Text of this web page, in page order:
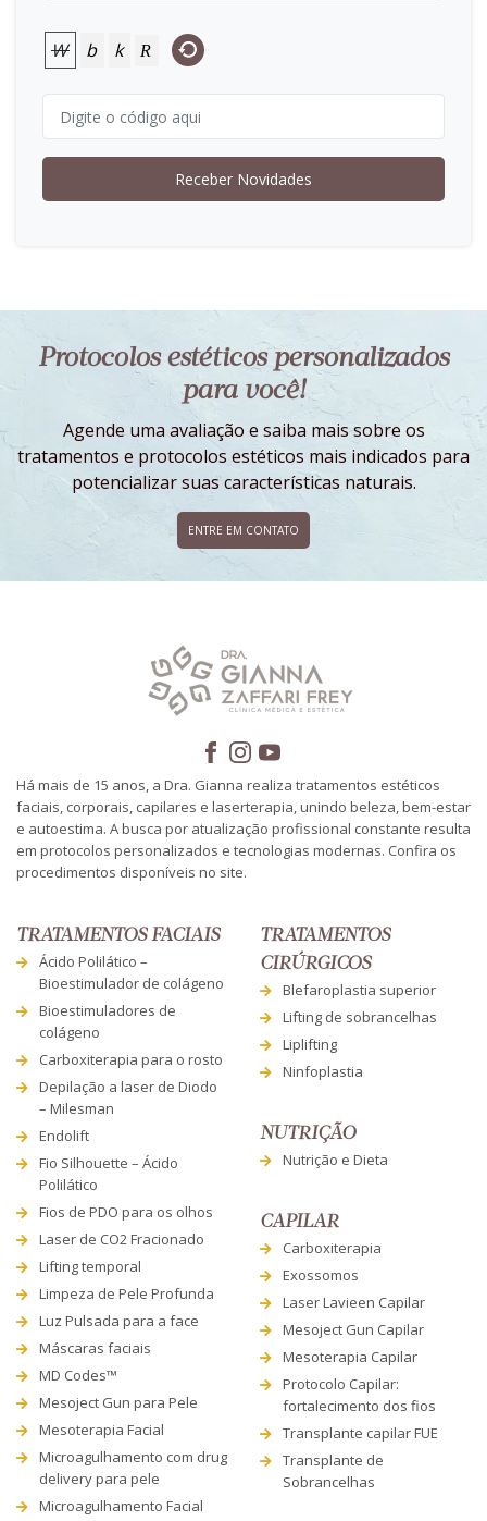
W b k R
Receber Novidades
Protocolos estéticos personalizados
para você!
Agende uma avaliação e saiba mais sobre os
tratamentos e protocolos estéticos mais indicados para
potencializar suas características naturais.
ENTRE EM CONTATO
Há mais de 15 anos, a Dra. Gianna realiza tratamentos estéticos
faciais, corporais, capilares e laserterapia, unindo beleza, bem-estar
e autoestima. A busca por atualização profissional constante resulta
em protocolos personalizados e tecnologias modernas. Confira os
procedimentos disponíveis no site.
TRATAMENTOS FACIAIS
Ácido Polilático –
Bioestimulador de colágeno
Bioestimuladores de
colágeno
Carboxiterapia para o rosto
Depilação a laser de Diodo
– Milesman
Endolift
Fio Silhouette – Ácido
Polilático
Fios de PDO para os olhos
Laser de CO2 Fracionado
Lifting temporal
Limpeza de Pele Profunda
Luz Pulsada para a face
Máscaras faciais
MD Codes™
Mesoject Gun para Pele
Mesoterapia Facial
Microagulhamento com drug
delivery para pele
Microagulhamento Facial
TRATAMENTOS
CIRÚRGICOS
Blefaroplastia superior
Lifting de sobrancelhas
Liplifting
Ninfoplastia
NUTRIÇÃO
Nutrição e Dieta
CAPILAR
Carboxiterapia
Exossomos
Laser Lavieen Capilar
Mesoject Gun Capilar
Mesoterapia Capilar
Protocolo Capilar:
fortalecimento dos fios
Transplante capilar FUE
Transplante de
Sobrancelhas